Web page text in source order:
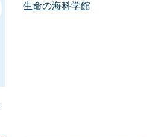
生命の海科学館